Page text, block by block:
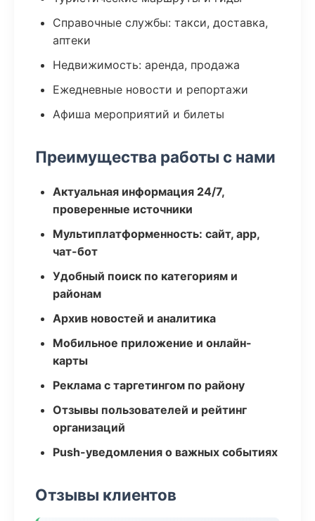
Справочные службы: такси, доставка,
аптеки
Недвижимость: аренда, продажа
Ежедневные новости и репортажи
Афиша мероприятий и билеты
Преимущества работы с нами
Актуальная информация 24/7,
проверенные источники
Мультиплатформенность: сайт, app,
чат-бот
Удобный поиск по категориям и
районам
Архив новостей и аналитика
Мобильное приложение и онлайн-
карты
Реклама с таргетингом по району
Отзывы пользователей и рейтинг
организаций
Push-уведомления о важных событиях
Отзывы клиентов